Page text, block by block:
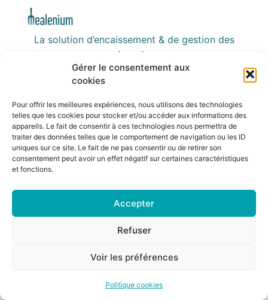
Gérer le consentement aux
cookies
Pour offrir les meilleures expériences, nous utilisons des technologies
telles que les cookies pour stocker et/ou accéder aux informations des
appareils. Le fait de consentir à ces technologies nous permettra de
traiter des données telles que le comportement de navigation ou les ID
uniques sur ce site. Le fait de ne pas consentir ou de retirer son
consentement peut avoir un effet négatif sur certaines caractéristiques
et fonctions.
Accepter
Refuser
Voir les préférences
Politique cookies
La solution d’encaissement & de gestion des
restaurateurs
Tous droits réservés